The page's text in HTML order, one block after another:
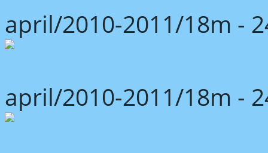
april/2010-2011/18m -
april/2010-2011/18m -